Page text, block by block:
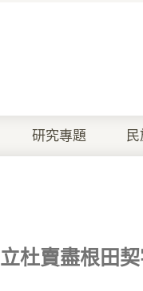
研究專題 民
立杜賣盡根田